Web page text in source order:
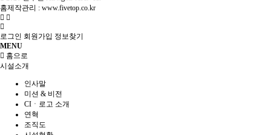
홈제작관리 : www.fivetop.co.kr
로그인 회원가입 정보찾기
MENU
홈으로
시설소개
인사말
미션 & 비전
CIㆍ로고 소개
연혁
조직도